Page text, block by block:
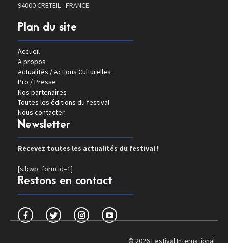
94000 CRETEIL - FRANCE
Plan du site
Accueil
A propos
Actualités / Actions Culturelles
Pro / Presse
Nos partenaires
Toutes les éditions du festival
Nous contacter
Newsletter
Recevez toutes les actualités du festival !
[sibwp_form id=1]
Restons en contact
© 2026 Festival International